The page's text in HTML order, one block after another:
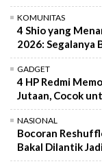
KOMUNITAS
4 Shio yang
2026: Segalanya
GADGET
4 HP Redmi
Jutaan, Cocok
NASIONAL
Bocoran
Bakal Dilantik